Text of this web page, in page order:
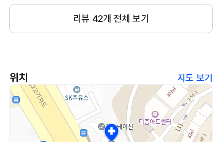
리뷰 42개 전체 보기
위치 지도 보기